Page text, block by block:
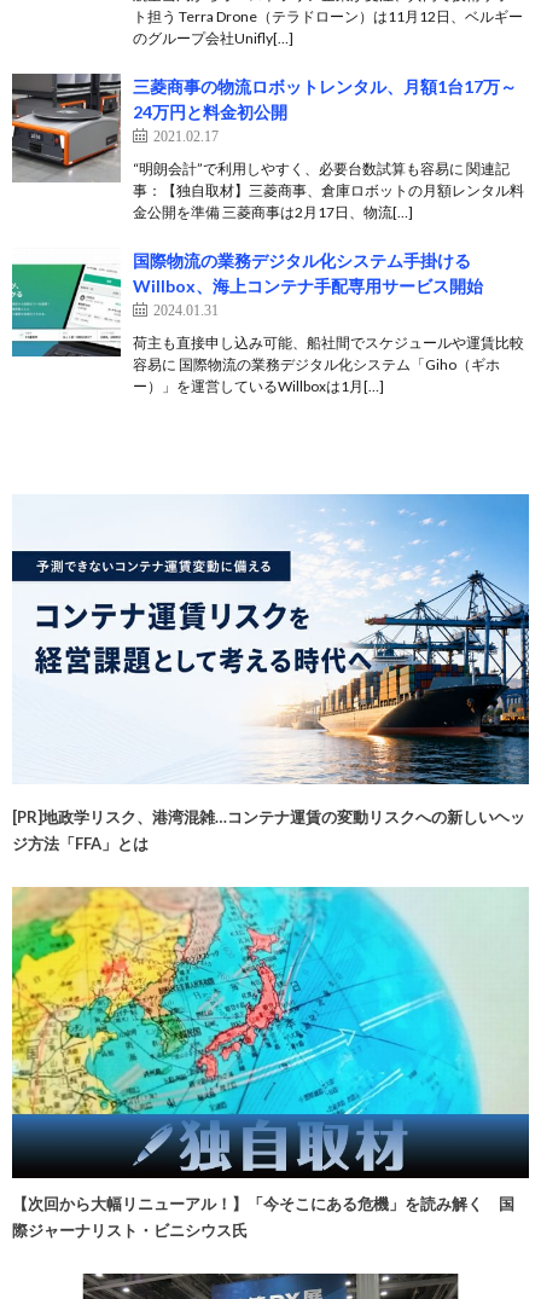
ト担う Terra Drone（テラドローン）は11月12日、ベルギー
のグループ会社Unifly[…]
三菱商事の物流ロボットレンタル、月額1台17万～
24万円と料金初公開
2021.02.17
“明朗会計”で利用しやすく、必要台数試算も容易に 関連記
事：【独自取材】三菱商事、倉庫ロボットの月額レンタル料
金公開を準備 三菱商事は2月17日、物流[…]
国際物流の業務デジタル化システム手掛ける
Willbox、海上コンテナ手配専用サービス開始
2024.01.31
荷主も直接申し込み可能、船社間でスケジュールや運賃比較
容易に 国際物流の業務デジタル化システム「Giho（ギホ
ー）」を運営しているWillboxは1月[…]
[PR]地政学リスク、港湾混雑…コンテナ運賃の変動リスクへの新しいヘッ
ジ方法「FFA」とは
【次回から大幅リニューアル！】「今そこにある危機」を読み解く 国
際ジャーナリスト・ビニシウス氏